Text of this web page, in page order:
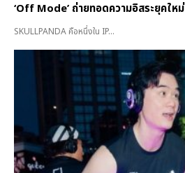
‘Off Mode’ ถ่ายทอดความอิสระยุคใหม่
SKULLPANDA คือหนึ่งใน IP...